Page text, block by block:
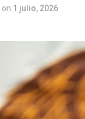
on 1 julio, 2026